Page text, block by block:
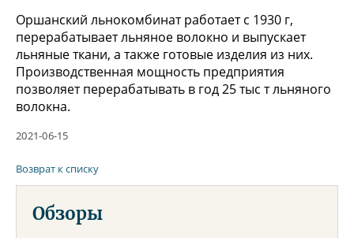
Оршанский льнокомбинат работает с 1930 г,
перерабатывает льняное волокно и выпускает
льняные ткани, а также готовые изделия из них.
Производственная мощность предприятия
позволяет перерабатывать в год 25 тыс т льняного
волокна.
2021-06-15
Возврат к списку
Обзоры